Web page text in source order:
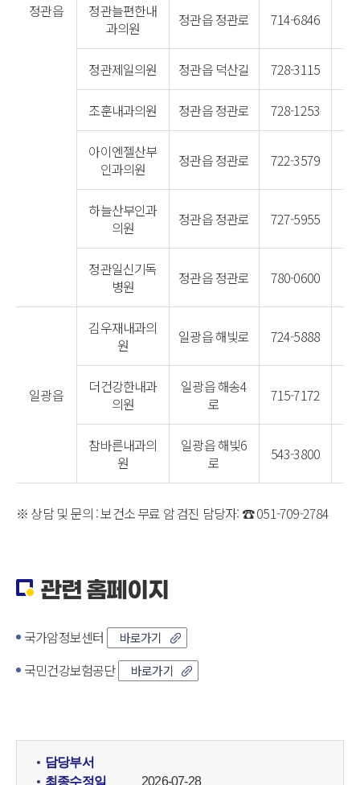
정관읍
정관늘편한내
과의원
정관읍 정관로 714-6846
정관제일의원 정관읍 덕산길 728-3115
조훈내과의원 정관읍 정관로 728-1253
아이엔젤산부
인과의원
정관읍 정관로 722-3579
하늘산부인과
의원
정관읍 정관로 727-5955
정관일신기독
병원
정관읍 정관로 780-0600
일광읍
김우재내과의
원
일광읍 해빛로 724-5888
더건강한내과
의원
일광읍 해송4
로
715-7172
참바른내과의
원
일광읍 해빛6
로
543-3800
※ 상담 및 문의 : 보건소 무료 암 검진 담당자: ☎ 051-709-2784
관련 홈페이지
국가암정보센터 바로가기
국민건강보험공단 바로가기
담당부서
최종수정일
2026-07-28